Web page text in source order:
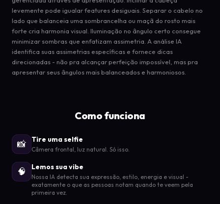
levemente pode igualar features desiguais. Separar o cabelo no
lado que balanceia uma sombrancelha ou maçã do rosto mais
forte cria harmonia visual. Iluminação no ângulo certo consegue
minimizar sombras que enfatizam assimetria. A análise IA
identifica suas assimetrias específicas e fornece dicas
direcionadas - não pra alcançar perfeição impossível, mas pra
apresentar seus ângulos mais balanceados e harmoniosos.
Como funciona
📸 Tire uma selfie
Câmera frontal, luz natural. Só isso.
🧠 Lemos sua vibe
Nossa IA detecta sua expressão, estilo, energia e visual -
exatamente o que as pessoas notam quando te veem pela
primeira vez.